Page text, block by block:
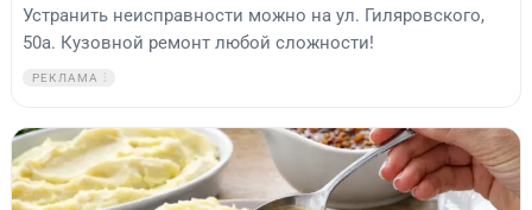
Устранить неисправности можно на ул. Гиляровского,
50а. Кузовной ремонт любой сложности!
РЕКЛАМА